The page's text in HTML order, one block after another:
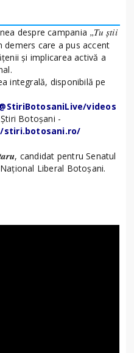
despre campania „Tu știi
demers care a pus accent
și implicarea activă a
integrală, disponibilă pe
videos
Botoșani -
stiri.botosani.ro/
, candidat pentru Senatul
Liberal Botoșani.